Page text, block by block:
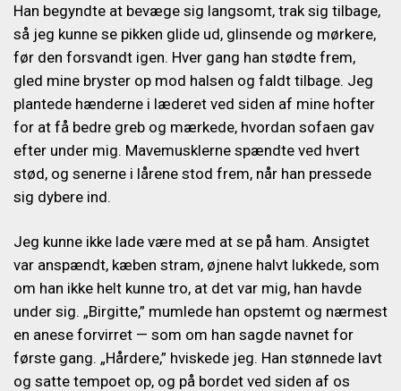
Han begyndte at bevæge sig langsomt, trak sig tilbage,
så jeg kunne se pikken glide ud, glinsende og mørkere,
før den forsvandt igen. Hver gang han stødte frem,
gled mine bryster op mod halsen og faldt tilbage. Jeg
plantede hænderne i læderet ved siden af mine hofter
for at få bedre greb og mærkede, hvordan sofaen gav
efter under mig. Mavemusklerne spændte ved hvert
stød, og senerne i lårene stod frem, når han pressede
sig dybere ind.
Jeg kunne ikke lade være med at se på ham. Ansigtet
var anspændt, kæben stram, øjnene halvt lukkede, som
om han ikke helt kunne tro, at det var mig, han havde
under sig. „Birgitte,” mumlede han opstemt og nærmest
en anese forvirret — som om han sagde navnet for
første gang. „Hårdere,” hviskede jeg. Han stønnede lavt
og satte tempoet op, og på bordet ved siden af os